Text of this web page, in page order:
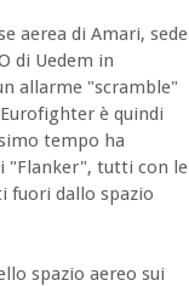
aerea di Amari, sede
di Uedem in
allarme "scramble"
è quindi
tempo ha
"Flanker", tutti con le
fuori dallo spazio
spazio aereo sui